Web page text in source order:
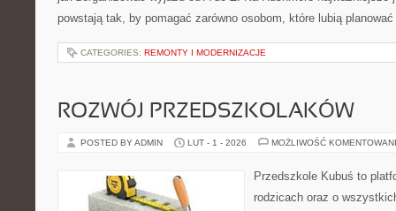
powstają tak, by pomagać zarówno osobom, które lubią
CATEGORIES: REMONTY I MODERNIZACJE
ROZWÓJ PRZEDSZKOLAKÓW
POSTED BY ADMIN LUT - 1 - 2026 MOŻLIWOŚĆ
Przedszkole Kubuś to
rodzicach oraz o